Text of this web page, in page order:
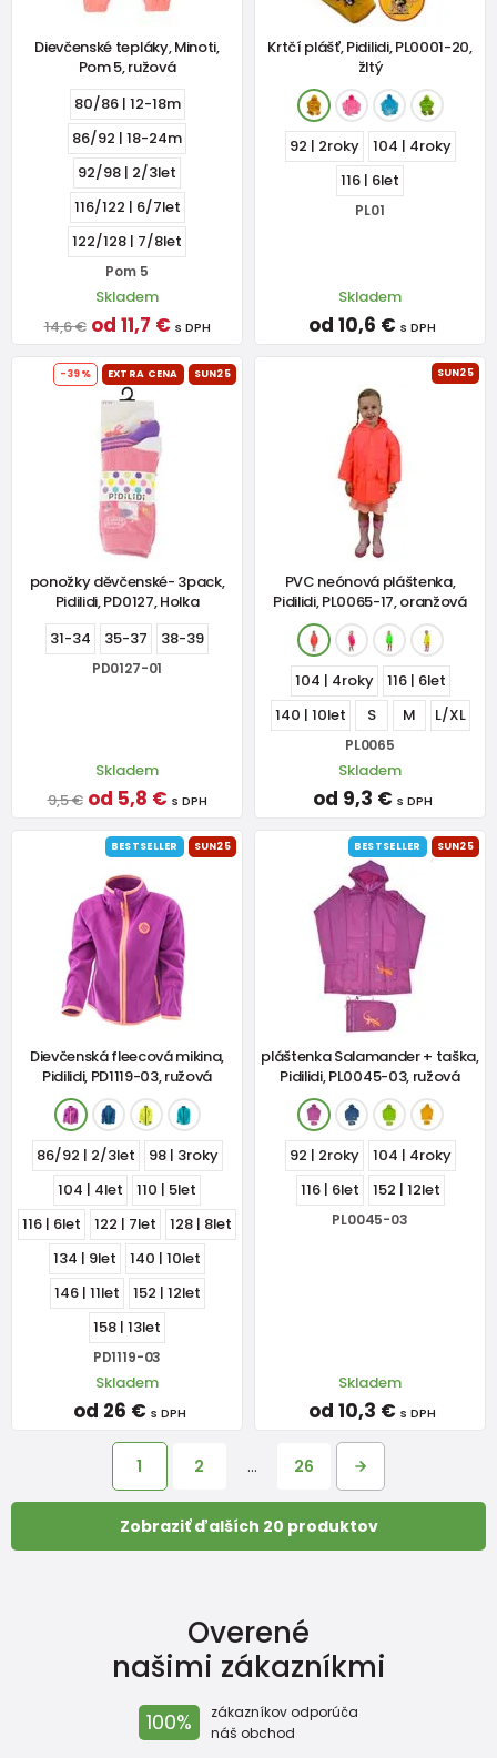
Dievčenské tepláky, Minoti,
Pom 5, ružová
80/86 | 12-18m
86/92 | 18-24m
92/98 | 2/3let
116/122 | 6/7let
122/128 | 7/8let
Pom 5
Skladem
14,6 € od 11,7 € s DPH
Krtčí plášť, Pidilidi, PL0001-20,
žltý
92 | 2roky
104 | 4roky
116 | 6let
PL01
Skladem
od 10,6 € s DPH
-39% EXTRA CENA SUN25
ponožky děvčenské- 3pack,
Pidilidi, PD0127, Holka
31-34
35-37 38-39
PD0127-01
Skladem
9,5 € od 5,8 € s DPH
SUN25
PVC neónová pláštenka,
Pidilidi, PL0065-17, oranžová
104 | 4roky
116 | 6let
140 | 10let
S M L/XL
PL0065
Skladem
od 9,3 € s DPH
BESTSELLER SUN25
Dievčenská fleecová mikina,
Pidilidi, PD1119-03, ružová
86/92 | 2/3let
98 | 3roky
104 | 4let
110 | 5let
116 | 6let
122 | 7let
128 | 8let
134 | 9let
140 | 10let
146 | 11let
152 | 12let
158 | 13let
PD1119-03
Skladem
od 26 € s DPH
BESTSELLER SUN25
pláštenka Salamander + taška,
Pidilidi, PL0045-03, ružová
92 | 2roky
104 | 4roky
116 | 6let
152 | 12let
PL0045-03
Skladem
od 10,3 € s DPH
1 2 … 26
Zobraziť ďalších 20 produktov
Overené
našimi zákazníkmi
100%
zákazníkov odporúča
náš obchod